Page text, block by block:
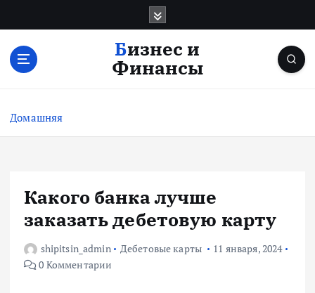
с
Бизнес и
Финансы
Домашняя
Какого банка лучше
заказать дебетовую карту
shipitsin_admin Дебетовые карты
11 января, 2024
0 Комментарии